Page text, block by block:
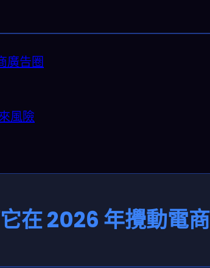
廣告圈
風險
在 2026 年攪動電